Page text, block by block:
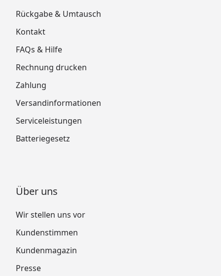
Rückgabe & Umtausch
Kontakt
FAQs & Hilfe
Rechnung drucken
Zahlung
Versandinformationen
Serviceleistungen
Batteriegesetz
Über uns
Wir stellen uns vor
Kundenstimmen
Kundenmagazin
Presse